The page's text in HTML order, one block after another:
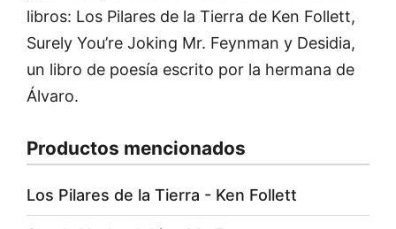
libros: Los Pilares de la Tierra de Ken Follett,
Surely You’re Joking Mr. Feynman y Desidia,
un libro de poesía escrito por la hermana de
Álvaro.
Productos mencionados
Los Pilares de la Tierra - Ken Follett